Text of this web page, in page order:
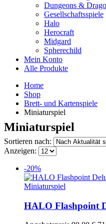
Dungeons &
Gesellschaftsspiele
Halo
Herocraft
Midgard
Spherechild
Mein Konto
Alle Produkte
Home
Shop
Brett- und Kartenspiele
Miniaturspiel
Miniaturspiel
Sortieren nach:
Anzeigen:
-20%
Miniaturspiel
HALO Flashpoint